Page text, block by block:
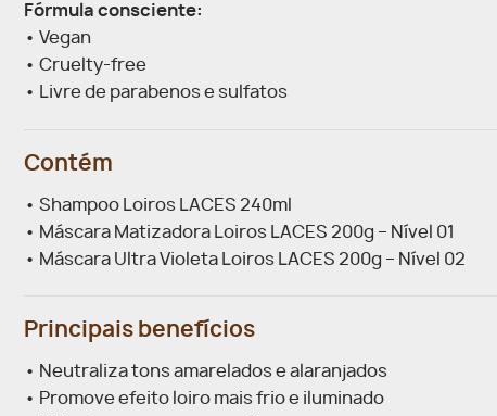
Fórmula consciente:
• Vegan
• Cruelty-free
• Livre de parabenos e sulfatos
Contém
• Shampoo Loiros LACES 240ml
• Máscara Matizadora Loiros LACES 200g – Nível 01
• Máscara Ultra Violeta Loiros LACES 200g – Nível 02
Principais benefícios
• Neutraliza tons amarelados e alaranjados
• Promove efeito loiro mais frio e iluminado